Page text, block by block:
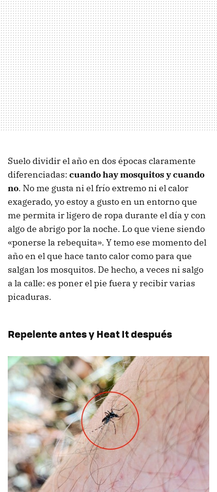
Suelo dividir el año en dos épocas claramente
diferenciadas: cuando hay mosquitos y cuando
no. No me gusta ni el frío extremo ni el calor
exagerado, yo estoy a gusto en un entorno que
me permita ir ligero de ropa durante el día y con
algo de abrigo por la noche. Lo que viene siendo
«ponerse la rebequita». Y temo ese momento del
año en el que hace tanto calor como para que
salgan los mosquitos. De hecho, a veces ni salgo
a la calle: es poner el pie fuera y recibir varias
picaduras.
Repelente antes y Heat It después